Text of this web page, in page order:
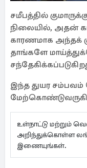
சமீபத்தில்
நிலையில், அதன்
காரணமாக அந்தக்
தாங்களே
இந்த துயர
உள்நாட்டு மற்றும்
அறிந்துக்கொள்ள
இணையுங்கள்.